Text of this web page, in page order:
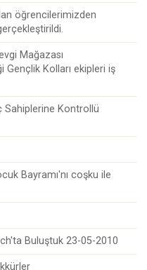
öğrencilerimizden
Mağazası
Gençlik Kolları ekipleri iş
Sahiplerine Kontrollü
Bayramı'nı coşku ile
Buluştuk 23-05-2010